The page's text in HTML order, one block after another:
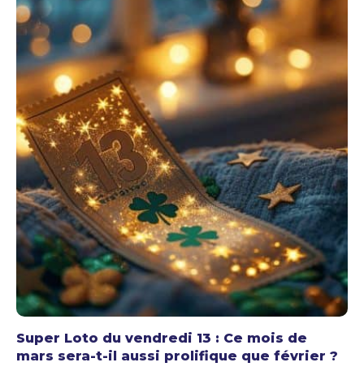
Super Loto du vendredi 13 : Ce mois de
mars sera-t-il aussi prolifique que février ?